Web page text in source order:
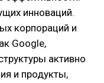
инноваций.
корпораций и
Google,
активно
и продукты,